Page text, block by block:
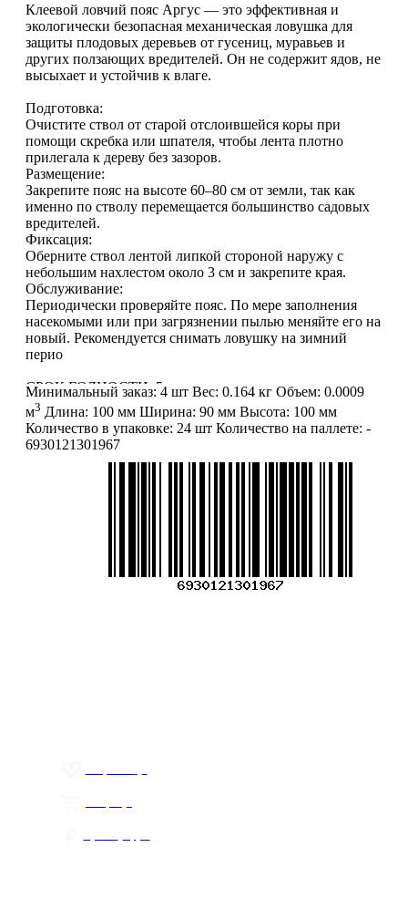
Клеевой ловчий пояс Аргус — это эффективная и
экологически безопасная механическая ловушка для
защиты плодовых деревьев от гусениц, муравьев и
других ползающих вредителей. Он не содержит ядов, не
высыхает и устойчив к влаге.
Подготовка:
Очистите ствол от старой отслоившейся коры при
помощи скребка или шпателя, чтобы лента плотно
прилегала к дереву без зазоров.
Размещение:
Закрепите пояс на высоте 60–80 см от земли, так как
именно по стволу перемещается большинство садовых
вредителей.
Фиксация:
Оберните ствол лентой липкой стороной наружу с
небольшим нахлестом около 3 см и закрепите края.
Обслуживание:
Периодически проверяйте пояс. По мере заполнения
насекомыми или при загрязнении пылью меняйте его на
новый. Рекомендуется снимать ловушку на зимний
перио
СРОК ГОДНОСТИ: 5лет
ВНИМАНИЕ:
товара, является справочной (не является публичной
или у Вас есть другие комментарии по описанию
Минимальный заказ: 4 шт Вес: 0.164 кг Объем: 0.0009
м3 Длина: 100 мм Ширина: 90 мм Высота: 100 мм
Количество в упаковке: 24 шт Количество на паллете: -
6930121301967